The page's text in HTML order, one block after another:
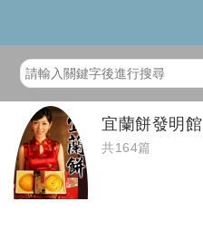
宜蘭餅發明館
共164篇